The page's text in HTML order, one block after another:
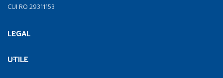
CUI RO 29311153
LEGAL
UTILE